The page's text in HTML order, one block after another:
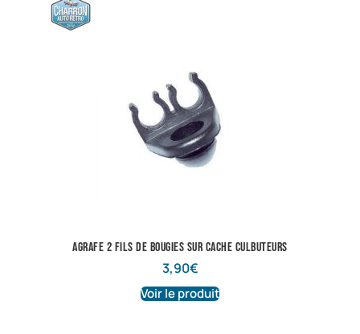
Agrafe 2 fils de bougies sur cache culbuteurs
3,90€
Voir le produit